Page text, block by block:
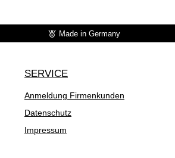
Made in Germany
SERVICE
Anmeldung Firmenkunden
Datenschutz
Impressum